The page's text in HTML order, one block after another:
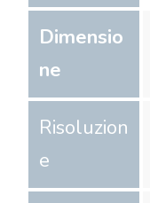
Dimensio
ne
Risoluzion
e